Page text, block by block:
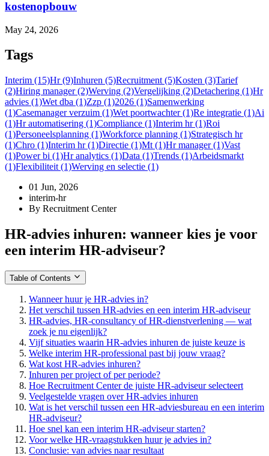
kostenopbouw
May 24, 2026
Tags
Interim (15)Hr (9)Inhuren (5)Recruitment (5)Kosten (3)Tarief
(2)Hiring manager (2)Werving (2)Vergelijking (2)Detachering (1)Hr
advies (1)Wet dba (1)Zzp (1)2026 (1)Samenwerking
(1)Casemanager verzuim (1)Wet poortwachter (1)Re integratie (1)Ai
(1)Hr automatisering (1)Compliance (1)Interim hr (1)Roi
(1)Personeelsplanning (1)Workforce planning (1)Strategisch hr
(1)Chro (1)Interim hr (1)Directie (1)Mt (1)Hr manager (1)Vast
(1)Power bi (1)Hr analytics (1)Data (1)Trends (1)Arbeidsmarkt
(1)Flexibiliteit (1)Werving en selectie (1)
01 Jun, 2026
interim-hr
By Recruitment Center
HR-advies inhuren: wanneer kies je voor
een interim HR-adviseur?
Table of Contents
Wanneer huur je HR-advies in?
Het verschil tussen HR-advies en een interim HR-adviseur
HR-advies, HR-consultancy of HR-dienstverlening — wat
zoek je nu eigenlijk?
Vijf situaties waarin HR-advies inhuren de juiste keuze is
Welke interim HR-professional past bij jouw vraag?
Wat kost HR-advies inhuren?
Inhuren per project of per periode?
Hoe Recruitment Center de juiste HR-adviseur selecteert
Veelgestelde vragen over HR-advies inhuren
Wat is het verschil tussen een HR-adviesbureau en een interim
HR-adviseur?
Hoe snel kan een interim HR-adviseur starten?
Voor welke HR-vraagstukken huur je advies in?
Conclusie: van advies naar resultaat